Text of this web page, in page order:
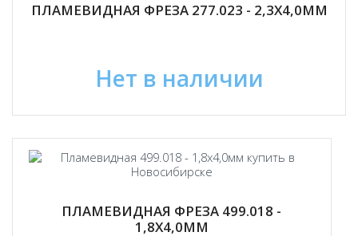
ПЛАМЕВИДНАЯ ФРЕЗА 277.023 - 2,3Х4,0ММ
Нет в наличии
ПЛАМЕВИДНАЯ ФРЕЗА 499.018 -
1,8Х4,0ММ